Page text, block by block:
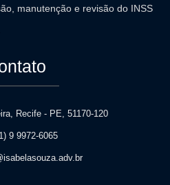
manutenção e revisão do INSS
Recife - PE, 51170-120
9 9972-6065